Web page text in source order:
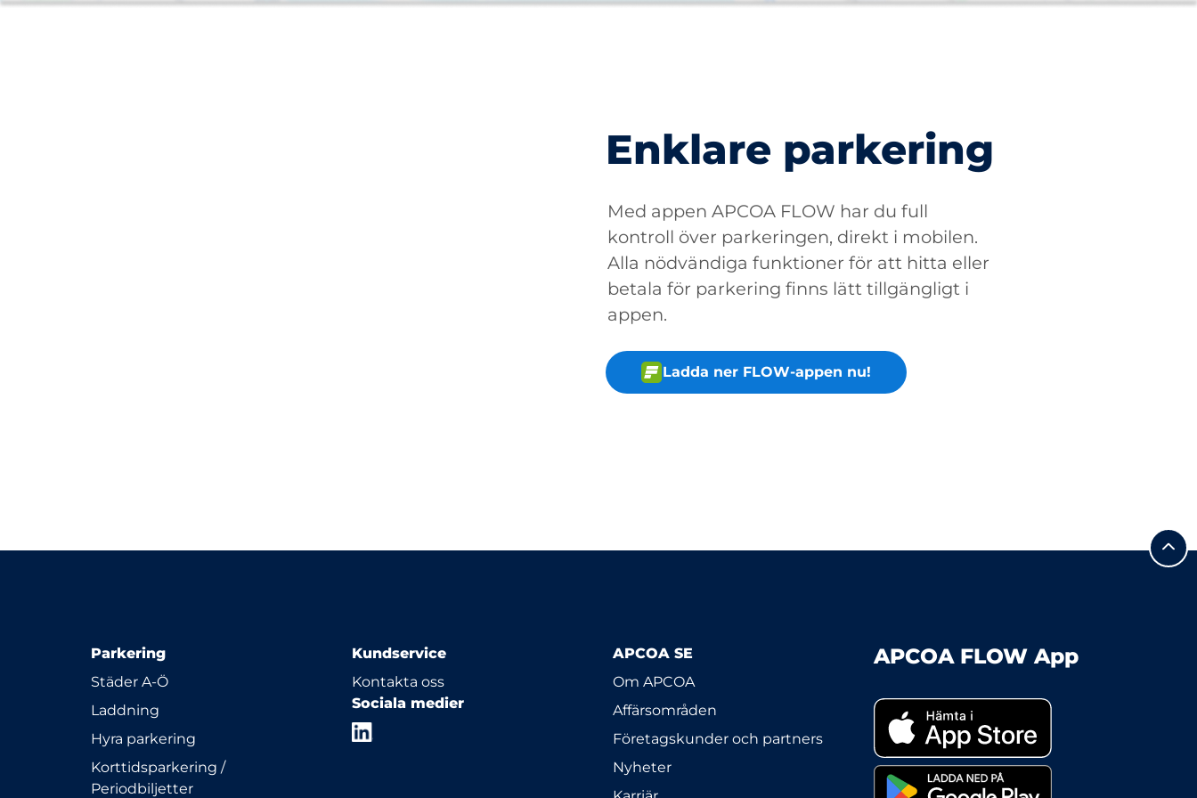
Enklare parkering
Med appen APCOA FLOW har du full
kontroll över parkeringen, direkt i mobilen.
Alla nödvändiga funktioner för att hitta eller
betala för parkering finns lätt tillgängligt i
appen.
Ladda ner FLOW-appen nu!
Parkering
Städer A-Ö
Laddning
Hyra parkering
Korttidsparkering /
Periodbiljetter
Kundservice
Kontakta oss
Sociala medier
APCOA SE
Om APCOA
Affärsområden
Företagskunder och partners
Nyheter
APCOA FLOW App